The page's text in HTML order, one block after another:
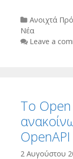
Categories
Ανοιχτά
Νέα
Leave a
Το Open
2 Αυγούστου